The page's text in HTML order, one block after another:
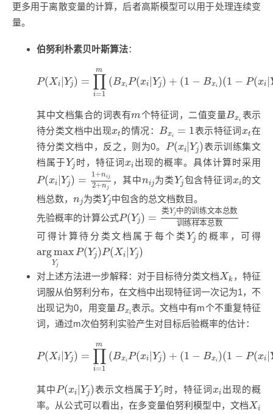
更多用于离散变量的计算，后者高斯模型可以用于处理连续变
量。
伯努利朴素贝叶斯算法：
P(Xi |Yj) =
m
∏
i=1
(BxiP(xi |Yj) + (1 − Bxi )(1 − P(xi |
∏i
其中文档集合的词表有m
m个特征词，二值变量Bxi
Bx
表示
待分类文档中出现xt
xt的情况： Bxi = 1
Bx =1 表示特征词xt
xt在
待分类文档中，反之，则为0。 P(xi |Yj)
P(xi Yj) 表示训练集文
档属于Yj
Yj 时，特征词xi
xi 出现的概率。具体计算时采用
P(xi Yj) = 1+nij
2+n j
= nij2+
，其中nij
nij 为类Yj
Yj包含特征词xi
xi 的文
档总数， nj
n j 为类Yj
Yj中包含的总文档数目。
先验概率的计算公式P(Yj) =
类Yj中的训练文本总数
训练样本总数
Yj) =类 Yj中的训练文本总
可得计算待分类文档属于每个类Yj
Yj 的概率，可得
argmax
Yj
P(Yj)P(Xi Yj)
argmaxYjP(Y )P (X i|Yj)
对上述方法进一步解释：对于目标待分类文档Xk
Xk ，特征
词服从伯努利分布，在文档中出现特征词一次记为1，不
出现记为0，用变量Bxi
Bx
表示。文档中有m个不重复特征
词，通过m次伯努利实验产生对目标后验概率的估计：
P(Xi |Yj) =
m
∏
i=1
(BxiP(xi |Yj) + (1 − Bxi )(1 − P(xi |
∏i
其中P(xi Yj)
P(xi Yj) 表示文档属于Yj
Yj 时，特征词xi
xi 出现的概
率。从公式可以看出，在多变量伯努利模型中，文档Xi
Xi